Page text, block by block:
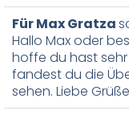
Für Max Gratza
Hallo Max oder
hoffe du hast
fandest du die
sehen. Liebe